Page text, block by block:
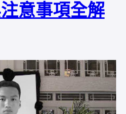
意事項全解